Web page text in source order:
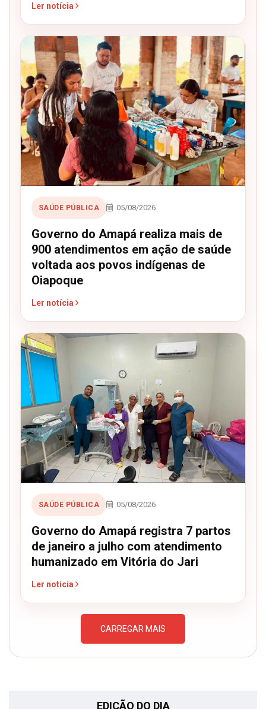
Ler notícia
SAÚDE PÚBLICA 05/08/2026
Governo do Amapá realiza mais de
900 atendimentos em ação de saúde
voltada aos povos indígenas de
Oiapoque
Ler notícia
SAÚDE PÚBLICA 05/08/2026
Governo do Amapá registra 7 partos
de janeiro a julho com atendimento
humanizado em Vitória do Jari
Ler notícia
CARREGAR MAIS
EDIÇÃO DO DIA